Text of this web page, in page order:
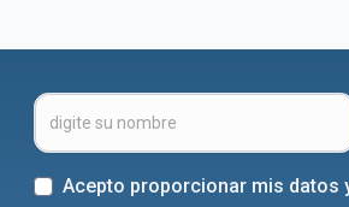
Acepto proporcionar mis datos